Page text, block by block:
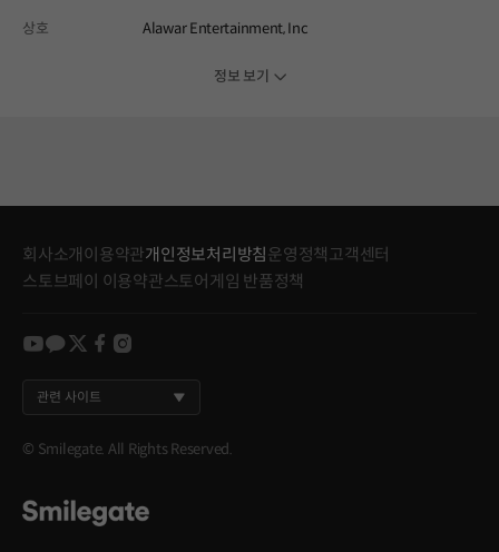
상호 Alawar Entertainment, Inc
정보 보기
회사소개 이용약관개인정보처리방침 운영정책고객센터
스토브페이 이용약관스토어게임 반품정책
youtube
kakao
twitter
facebook
instagram
관련 사이트
© Smilegate. All Rights Reserved.